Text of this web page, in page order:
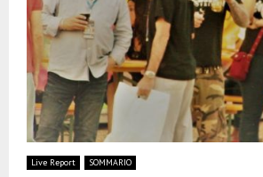
Live Report SOMMARIO